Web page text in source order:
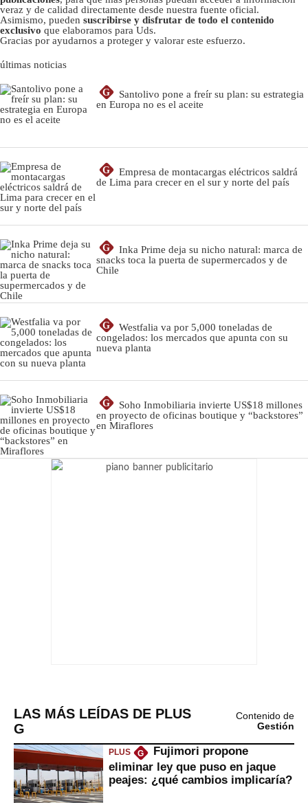
veraz y de calidad directamente desde nuestra fuente oficial.
Asimismo, pueden suscribirse y disfrutar de todo el contenido
exclusivo que elaboramos para Uds.
Gracias por ayudarnos a proteger y valorar este esfuerzo.
últimas noticias
G
Santolivo pone a freír su plan: su estrategia
en Europa no es el aceite
G
Empresa de montacargas eléctricos saldrá
de Lima para crecer en el sur y norte del país
G
Inka Prime deja su nicho natural: marca de
snacks toca la puerta de supermercados y de
Chile
G
Westfalia va por 5,000 toneladas de
congelados: los mercados que apunta con su
nueva planta
G
Soho Inmobiliaria invierte US$18 millones
en proyecto de oficinas boutique y “backstores”
en Miraflores
LAS MÁS LEÍDAS DE PLUS
G
Contenido de
Gestión
PLUS G
Fujimori propone
eliminar ley que puso en jaque
peajes: ¿qué cambios implicaría?